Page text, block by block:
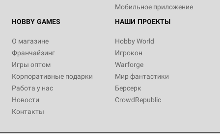
Мобильное приложение
HOBBY GAMES
О магазине
Франчайзинг
Игры оптом
Корпоративные подарки
Работа у нас
Новости
Контакты
НАШИ ПРОЕКТЫ
Hobby World
Игрокон
Warforge
Мир фантастики
Берсерк
CrowdRepublic